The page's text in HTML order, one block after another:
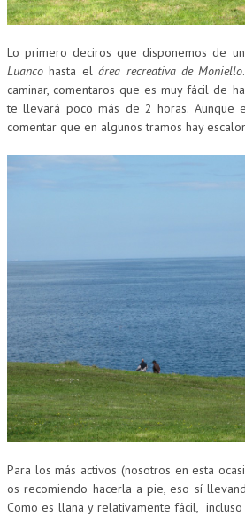
Lo primero deciros que disponemos de
Luanco hasta elárea recreativa de Moniello
caminar, comentaros que es muy fácil de
te llevará poco más de 2 horas. Aunque
comentar que en algunos tramos hay
Para los más activos (nosotros en esta
os recomiendo hacerla a pie, eso sí
Como es llana y relativamente fácil,